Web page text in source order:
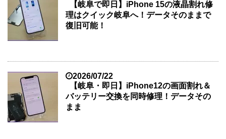
【岐阜で即日】iPhone 15の液晶割れ修
理はクイック岐阜へ！データそのままで
復旧可能！
2026/07/22
【岐阜・即日】iPhone12の画面割れ＆
バッテリー交換を同時修理！データその
まま